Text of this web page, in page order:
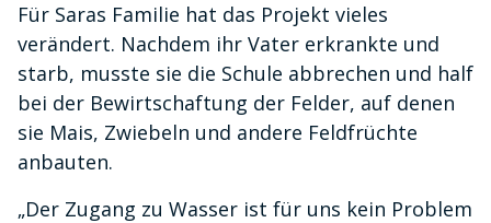
Für Saras Familie hat das Projekt vieles
verändert. Nachdem ihr Vater erkrankte und
starb, musste sie die Schule abbrechen und half
bei der Bewirtschaftung der Felder, auf denen
sie Mais, Zwiebeln und andere Feldfrüchte
anbauten.
„Der Zugang zu Wasser ist für uns kein Problem